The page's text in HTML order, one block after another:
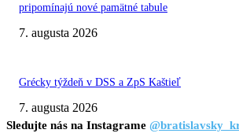
pripomínajú nové pamätné tabule
7. augusta 2026
Grécky týždeň v DSS a ZpS Kaštieľ
7. augusta 2026
Sledujte nás na Instagrame